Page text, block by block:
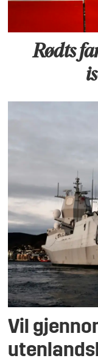
Rødts
Vil